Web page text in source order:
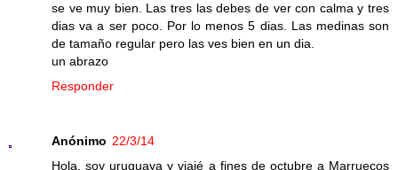
se ve muy bien. Las tres las debes de ver con calma y tres
dias va a ser poco. Por lo menos 5 dias. Las medinas son
de tamaño regular pero las ves bien en un dia.
un abrazo
Responder
Anónimo 22/3/14
Hola, soy uruguaya y viajé a fines de octubre a Marruecos